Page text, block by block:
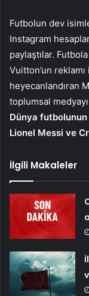
Futbolun dev
Instagram
paylaştılar.
Vuitton’un
heyecanlandıran
toplumsal
Dünya
Lionel Messi ve
İlgili Makaleler